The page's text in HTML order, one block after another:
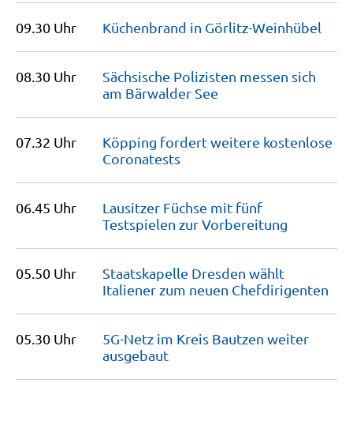
09.30 Uhr Küchenbrand in Görlitz-Weinhübel
08.30 Uhr
Sächsische Polizisten messen sich
am Bärwalder See
07.32 Uhr
Köpping fordert weitere kostenlose
Coronatests
06.45 Uhr
Lausitzer Füchse mit fünf
Testspielen zurVorbereitung
05.50 Uhr
Staatskapelle Dresden wählt
Italiener zum neuen Chefdirigenten
05.30 Uhr
5G-Netz im Kreis Bautzen weiter
ausgebaut